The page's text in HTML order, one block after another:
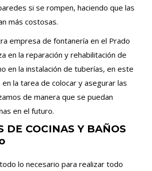
si se rompen, haciendo que las
más costosas.
empresa de fontanería en el Prado
en la reparación y rehabilitación de
en la instalación de tuberías, en este
la tarea de colocar y asegurar las
de manera que se puedan
en el futuro.
DE COCINAS Y BAÑOS
lo necesario para realizar todo